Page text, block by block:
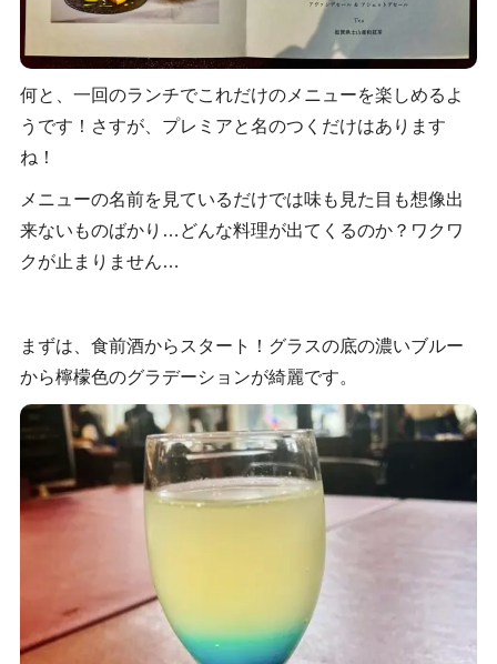
何と、一回のランチでこれだけのメニューを楽しめるよ
うです！さすが、プレミアと名のつくだけはあります
ね！
メニューの名前を見ているだけでは味も見た目も想像出
来ないものばかり…どんな料理が出てくるのか？ワクワ
クが止まりません…
まずは、食前酒からスタート！グラスの底の濃いブルー
から檸檬色のグラデーションが綺麗です。